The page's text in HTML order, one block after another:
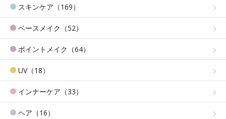
スキンケア（169）
ベースメイク（52）
ポイントメイク（64）
UV（18）
インナーケア（33）
ヘア（16）